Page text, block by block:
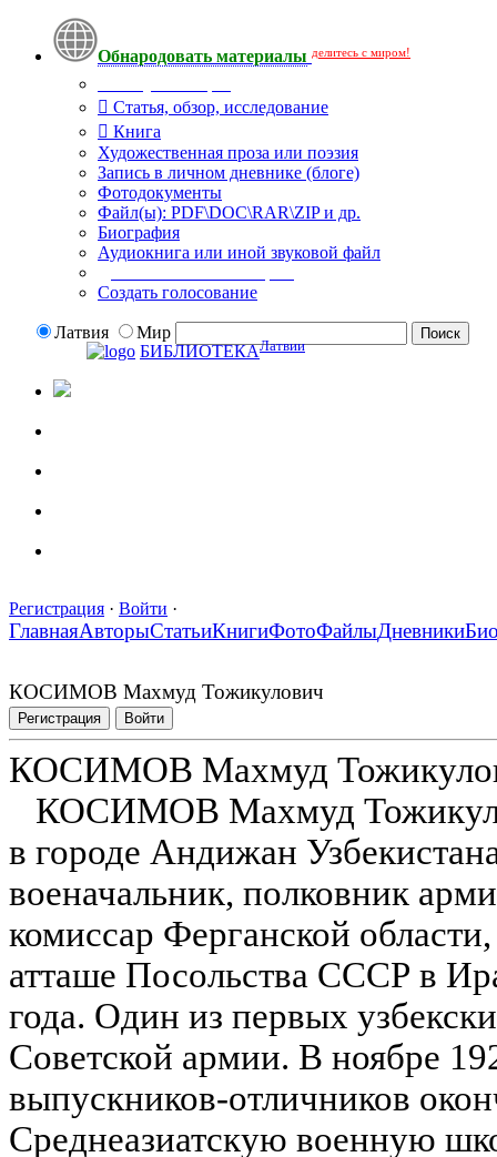
Обнародовать материалы делитесь с миром!
Статья, обзор, исследование
Книга
Художественная проза или поэзия
Запись в личном дневнике (блоге)
Фотодокументы
Файл(ы): PDF\DOC\RAR\ZIP и др.
Биография
Аудиокнига или иной звуковой файл
Создать голосование
Латвия
Мир
БИБЛИОТЕКАЛатвии
Регистрация · Войти ·
ГлавнаяАвторыСтатьиКнигиФотоФайлыДневники
КОСИМОВ Махмуд Тожикулович
Регистрация Войти
КОСИМОВ Махмуд
КОСИМОВ Махмуд
в городе Андижан
военачальник, полковник
комиссар Ферганской
атташе Посольства СССР в
года. Один из первых
Советской армии. В ноябре
выпускников-отличников
Среднеазиатскую военную